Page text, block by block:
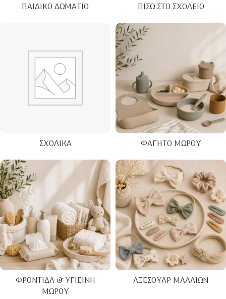
ΠΑΙΔΙΚΌ ΔΩΜΆΤΙΟ ΠΊΣΩ ΣΤΟ ΣΧΟΛΕΊΟ
ΣΧΟΛΙΚΆ ΦΑΓΗΤΌ ΜΩΡΟΎ
ΦΡΟΝΤΊΔΑ & ΥΓΙΕΙΝΉ
ΜΩΡΟΎ
ΑΞΕΣΟΥΆΡ ΜΑΛΛΙΏΝ